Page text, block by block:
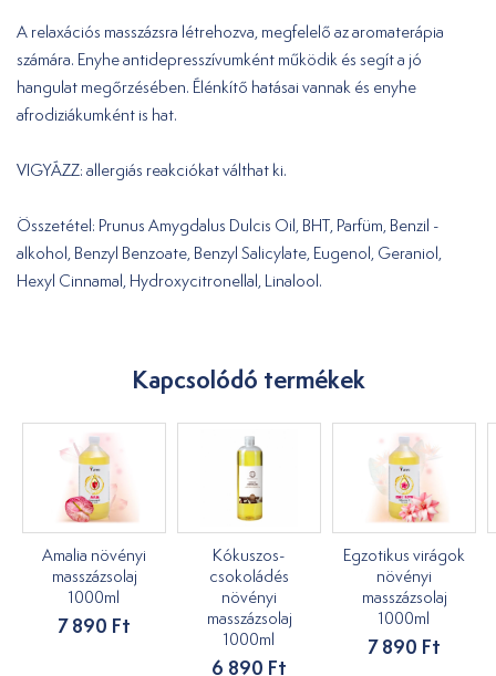
A relaxációs masszázsra létrehozva, megfelelő az aromaterápia
számára. Enyhe antidepresszívumként működik és segít a jó
hangulat megőrzésében. Élénkítő hatásai vannak és enyhe
afrodiziákumként is hat.
VIGYÁZZ: allergiás reakciókat válthat ki.
Összetétel: Prunus Amygdalus Dulcis Oil, BHT, Parfüm, Benzil -
alkohol, Benzyl Benzoate, Benzyl Salicylate, Eugenol, Geraniol,
Hexyl Cinnamal, Hydroxycitronellal, Linalool.
Kapcsolódó termékek
Amalia növényi
masszázsolaj
1000ml
7 890 Ft
Kókuszos-
csokoládés
növényi
masszázsolaj
1000ml
6 890 Ft
Egzotikus virágok
növényi
masszázsolaj
1000ml
7 890 Ft